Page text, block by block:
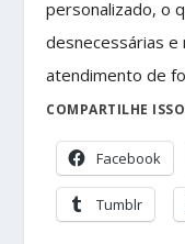
personalizado, o
desnecessárias e
atendimento de
COMPARTILHE
Facebook
Tumblr